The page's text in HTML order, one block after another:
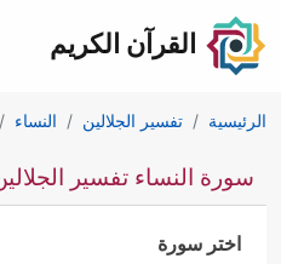
القرآن الكريم
الرئيسية تفسير الجلالين النساء
سورة النساء تفسير الجلالين
اختر سورة